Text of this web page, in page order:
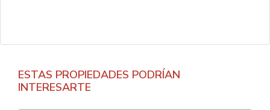
ESTAS PROPIEDADES PODRÍAN
INTERESARTE